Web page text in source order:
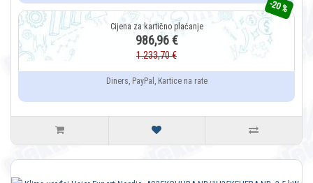
-20 %
986,96 €
1.233,70 €
Diners, PayPal, Kartice na rate